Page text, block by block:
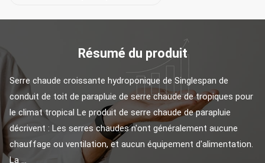
Résumé du produit
Serre chaude croissante hydroponique de Singlespan de
conduit de toit de parapluie de serre chaude de tropiques pour
le climat tropical Le produit de serre chaude de parapluie
décrivent : Les serres chaudes n'ont généralement aucune
chauffage ou ventilation, et aucun équipement d'alimentation.
La ...